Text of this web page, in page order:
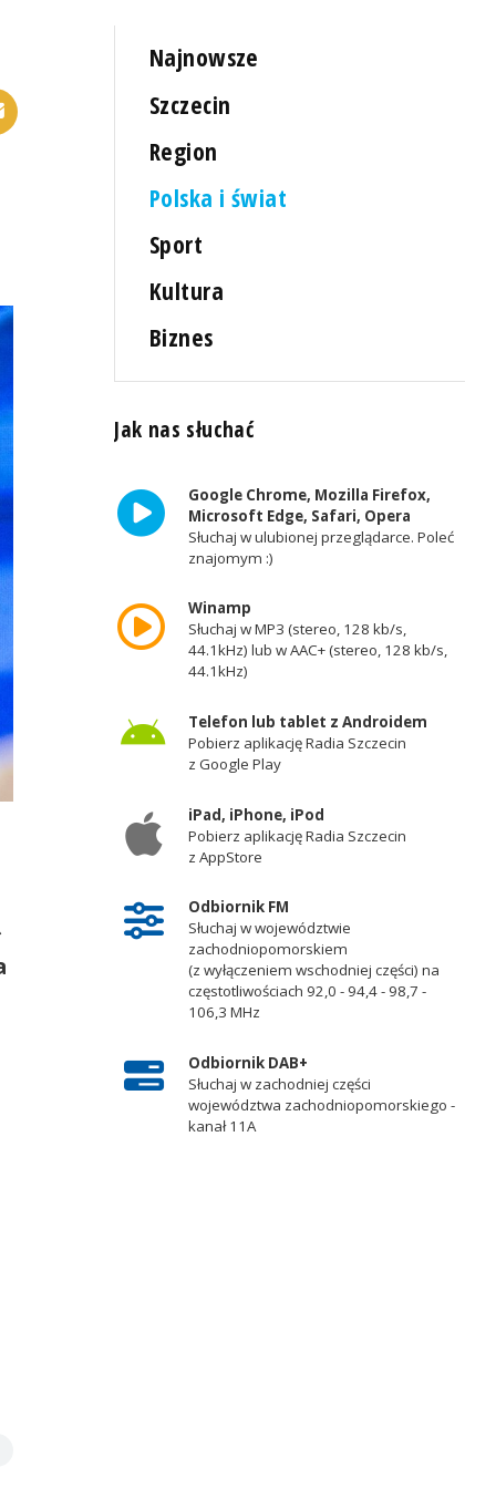
Najnowsze
Szczecin
Region
Polska i świat
Sport
Kultura
Biznes
Jak nas słuchać
Google Chrome, Mozilla Firefox,
Microsoft Edge, Safari, Opera
Słuchaj w ulubionej przeglądarce. Poleć
znajomym :)
Winamp
Słuchaj w MP3 (stereo, 128 kb/s,
44.1kHz) lub w AAC+ (stereo, 128 kb/s,
44.1kHz)
Telefon lub tablet z Androidem
Pobierz aplikację Radia Szczecin
z Google Play
iPad, iPhone, iPod
Pobierz aplikację Radia Szczecin
z AppStore
Odbiornik FM
Słuchaj w województwie
zachodniopomorskiem
(z wyłączeniem wschodniej części) na
częstotliwościach 92,0 - 94,4 - 98,7 -
106,3 MHz
Odbiornik DAB+
Słuchaj w zachodniej części
województwa zachodniopomorskiego -
kanał 11A